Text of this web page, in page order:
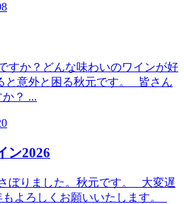
すか？どんな味わいのワインが好
と意外と困る秋元です。 皆さん
？ ...
ン2026
ぼりました。秋元です。 大変遅
もよろしくお願いいたします。